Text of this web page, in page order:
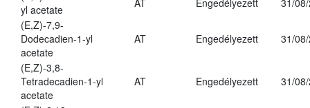
yl acetate
AT Engedélyezett
31/
(E,Z)-7,9-
Dodecadien-1-yl
acetate
AT Engedélyezett 31/
(E,Z)-3,8-
Tetradecadien-1-yl
acetate
AT Engedélyezett 31/